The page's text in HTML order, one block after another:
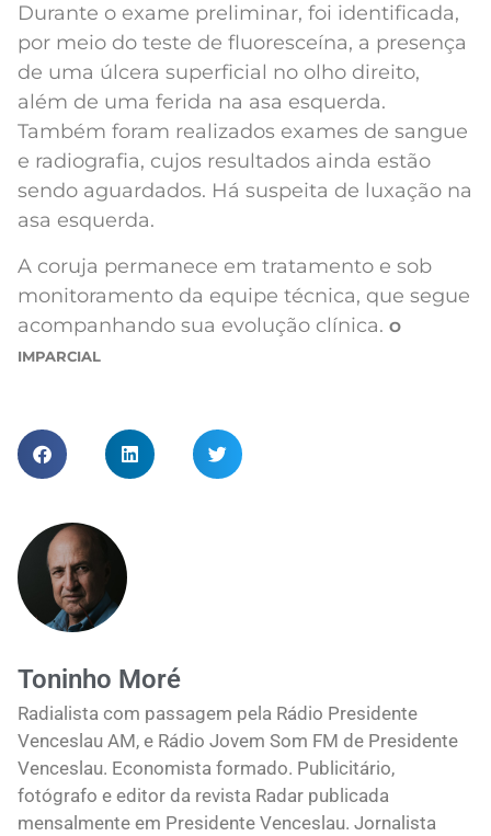
Durante o exame preliminar, foi identificada,
por meio do teste de fluoresceína, a presença
de uma úlcera superficial no olho direito,
além de uma ferida na asa esquerda.
Também foram realizados exames de sangue
e radiografia, cujos resultados ainda estão
sendo aguardados. Há suspeita de luxação na
asa esquerda.
A coruja permanece em tratamento e sob
monitoramento da equipe técnica, que segue
acompanhando sua evolução clínica. O
IMPARCIAL
Toninho Moré
Radialista com passagem pela Rádio Presidente
Venceslau AM, e Rádio Jovem Som FM de Presidente
Venceslau. Economista formado. Publicitário,
fotógrafo e editor da revista Radar publicada
mensalmente em Presidente Venceslau. Jornalista